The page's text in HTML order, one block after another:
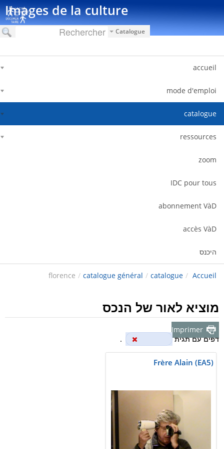
Images de la culture
Catalogue
accueil
mode d'emploi
catalogue
ressources
zoom
IDC pour tous
abonnement VàD
accès VàD
היכנס
Accueil
/
catalogue
/
catalogue général
/
florence
מוציא לאור של הנכס
דפים עם תגית .
Imprimer
Frère Alain (EA5)